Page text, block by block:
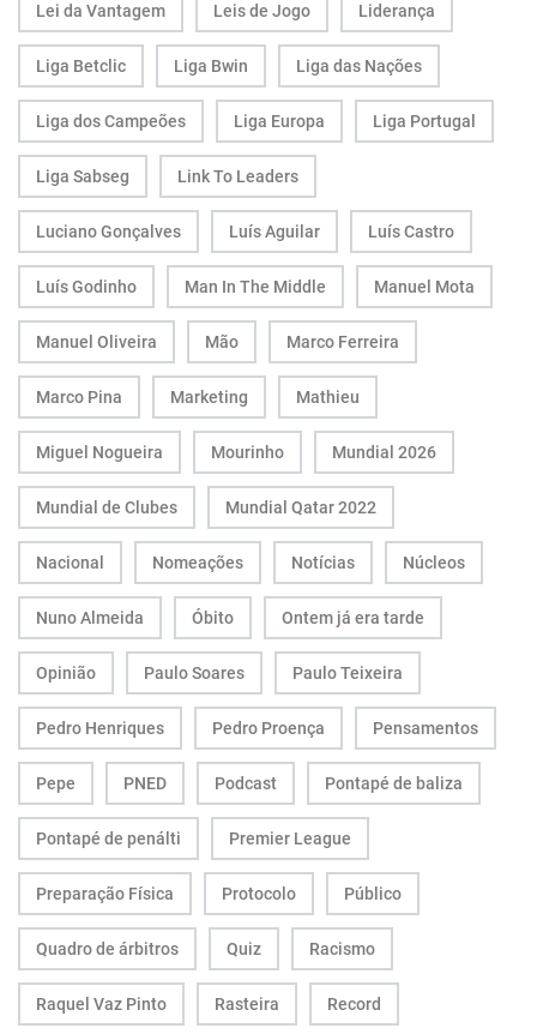
Lei da Vantagem Leis de Jogo Liderança
Liga Betclic Liga Bwin Liga das Nações
Liga dos Campeões Liga Europa Liga Portugal
Liga Sabseg Link To Leaders
Luciano Gonçalves Luís Aguilar Luís Castro
Luís Godinho Man In The Middle Manuel Mota
Manuel Oliveira Mão Marco Ferreira
Marco Pina Marketing Mathieu
Miguel Nogueira Mourinho Mundial 2026
Mundial de Clubes Mundial Qatar 2022
Nacional Nomeações Notícias Núcleos
Nuno Almeida Óbito Ontem já era tarde
Opinião Paulo Soares Paulo Teixeira
Pedro Henriques Pedro Proença Pensamentos
Pepe PNED Podcast Pontapé de baliza
Pontapé de penálti Premier League
Preparação Física Protocolo Público
Quadro de árbitros Quiz Racismo
Raquel Vaz Pinto Rasteira Record